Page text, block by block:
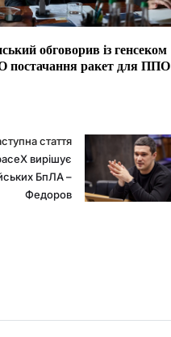
обговорив із генсеком
постачання ракет для ППО
стаття
вирішує
БпЛА –
Федоров